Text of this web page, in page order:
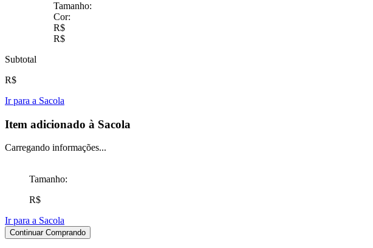
Tamanho:
Cor:
R$
R$
Subtotal
R$
Ir para a Sacola
Item adicionado à Sacola
Carregando informações...
Tamanho:
R$
Ir para a Sacola
Continuar Comprando